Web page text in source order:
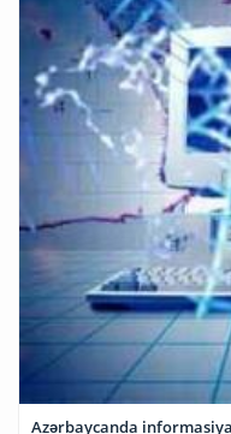
Azərbaycanda